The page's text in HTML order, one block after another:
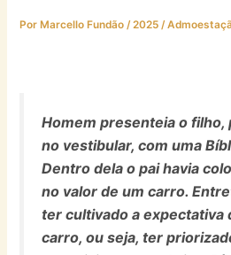
Por Marcello Fundão/2025/
Homem presenteia o filho,
no vestibular, com uma
Dentro dela o pai havia
no valor de um carro.
ter cultivado a expectativa
carro, ou seja, ter